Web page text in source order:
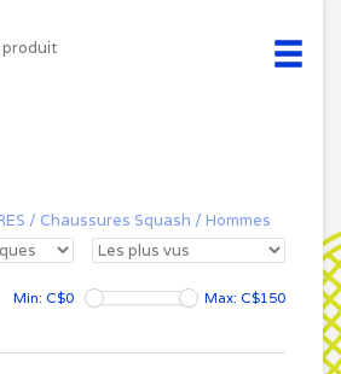
/ Chaussures Squash / Hommes
Min: C$0 Max: C$150